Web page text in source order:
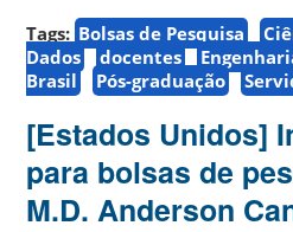
Tags: Bolsas de Pesquisa
Dados
docentes
Brasil
Pós-graduação
[Estados Unidos]
para bolsas de
M.D. Anderson